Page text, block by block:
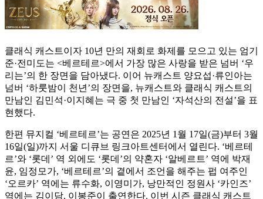
클래식 캐스트이자 10년 만의 재회로 화제를 모으고 있는 엄기
준·전미도는 <베르테르>에서 가장 많은 사랑을 받은 넘버 ‘우
리는’의 한 장면을 담아냈다. 이어 뉴캐스트 양요섭·류인아는
넘버 ‘하룻밤이 천년’의 장면을, 뉴캐스트와 클래식 캐스트의
만남인 김민석·이지혜는 극 중 첫 만남인 ‘자석산의 전설’을 표
현했다.
한편 뮤지컬 ‘베르테르’는 공연은 2025년 1월 17일(금)부터 3월
16일(일)까지 서울 디큐브 링크아트센터에서 열린다. ‘베르테
르’와 ‘롯데’ 역 외에도 ‘롯데’의 약혼자 ‘알베르트’ 역에 박재
윤, 임정모가, ‘베르테르’의 곁에서 조언을 해주는 펍 여주인
‘오르카’ 역에는 류수화, 이영미가, 낭만적인 정원사 ‘카인즈’
역에는 김이담, 이봉준이 출연한다. 이번 시즌 클래식 캐스트